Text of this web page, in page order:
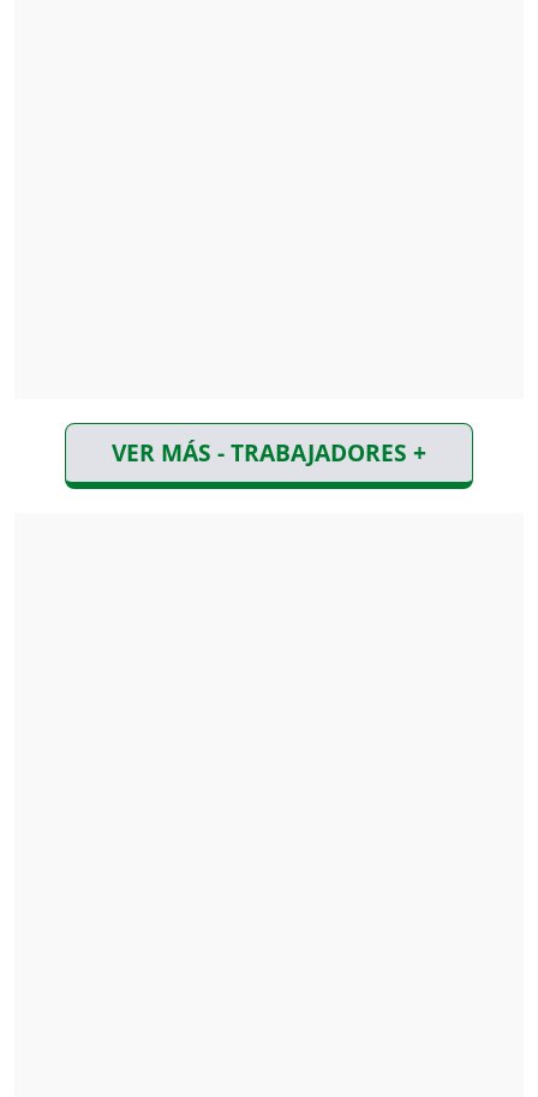
VER MÁS - TRABAJADORES +